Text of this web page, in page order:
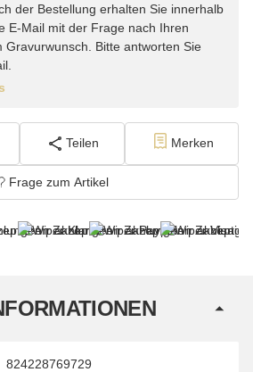
der Bestellung erhalten Sie innerhalb
E-Mail mit der Frage nach Ihren
Gravurwunsch. Bitte antworten Sie
Teilen Merken
Frage zum Artikel
824228769729